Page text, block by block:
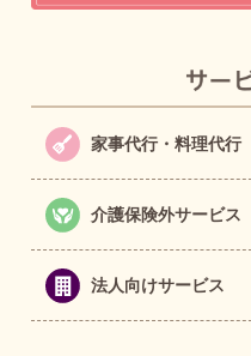
家事代行・料理代行
介護保険外サービス
法人向けサービス